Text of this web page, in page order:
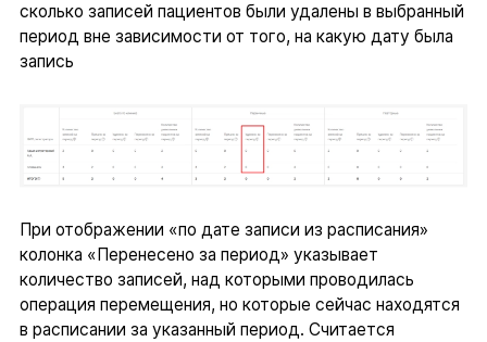
сколько записей пациентов были удалены в выбранный
период вне зависимости от того, на какую дату была
запись
При отображении «по дате записи из расписания»
колонка «Перенесено за период» указывает
количество записей, над которыми проводилась
операция перемещения, но которые сейчас находятся
в расписании за указанный период. Считается